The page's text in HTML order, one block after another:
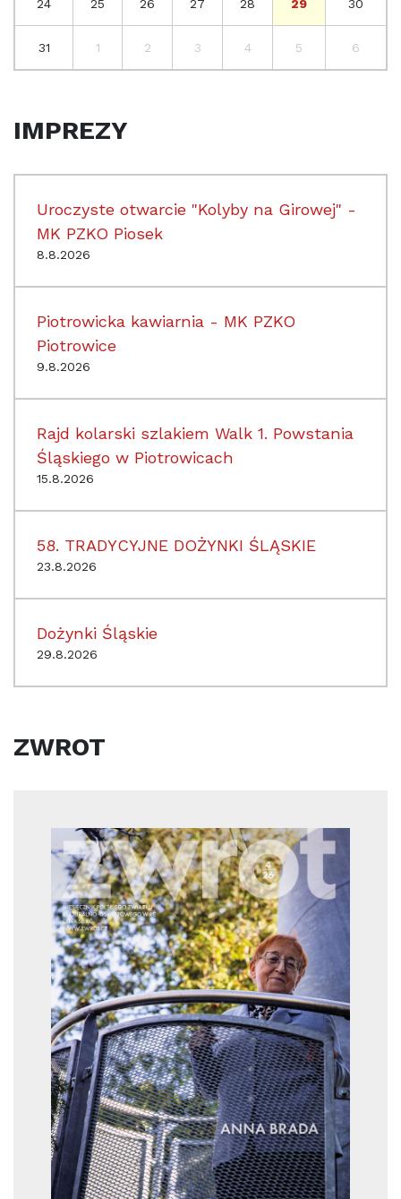
24 25 26 27 28 29 30
31 1 2 3 4 5 6
IMPREZY
Uroczyste otwarcie "Kolyby na Girowej" -
MK PZKO Piosek
8.8.2026
Piotrowicka kawiarnia - MK PZKO
Piotrowice
9.8.2026
Rajd kolarski szlakiem Walk 1. Powstania
Śląskiego w Piotrowicach
15.8.2026
58. TRADYCYJNE DOŻYNKI ŚLĄSKIE
23.8.2026
Dożynki Śląskie
29.8.2026
ZWROT